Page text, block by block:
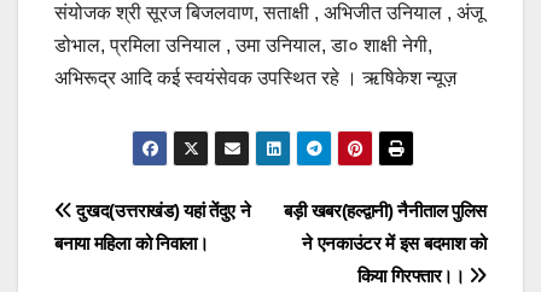
संयोजक श्री सूरज बिजलवाण, सताक्षी , अभिजीत उनियाल , अंजू
डोभाल, प्रमिला उनियाल , उमा उनियाल, डा० शाक्षी नेगी,
अभिरूद्र आदि कई स्वयंसेवक उपस्थित रहे । ऋषिकेश न्यूज़
Post
navigation
बड़ी खबर(हल्द्वानी) नैनीताल पुलिस
ने एनकाउंटर में इस बदमाश को
किया गिरफ्तार।।
दुखद(उत्तराखंड) यहां तेंदुए ने
बनाया महिला को निवाला।